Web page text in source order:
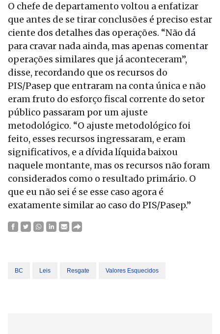
O chefe de departamento voltou a enfatizar
que antes de se tirar conclusões é preciso estar
ciente dos detalhes das operações. “Não dá
para cravar nada ainda, mas apenas comentar
operações similares que já aconteceram”,
disse, recordando que os recursos do
PIS/Pasep que entraram na conta única e não
eram fruto do esforço fiscal corrente do setor
público passaram por um ajuste
metodológico. “O ajuste metodológico foi
feito, esses recursos ingressaram, e eram
significativos, e a dívida líquida baixou
naquele montante, mas os recursos não foram
considerados como o resultado primário. O
que eu não sei é se esse caso agora é
exatamente similar ao caso do PIS/Pasep.”
BC Leis Resgate Valores Esquecidos